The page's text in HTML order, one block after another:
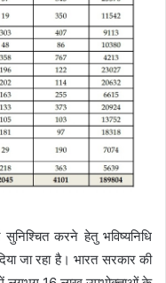
करने हेतु भविष्यनिधि
जा रहा है। भारत सरकार की